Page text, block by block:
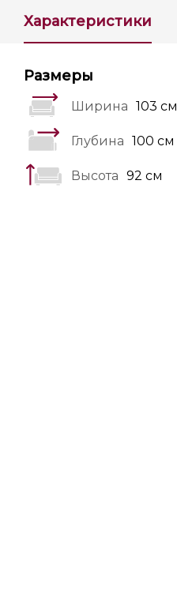
Характеристики
Размеры
Ширина 103 см
Глубина 100 см
Высота 92 см